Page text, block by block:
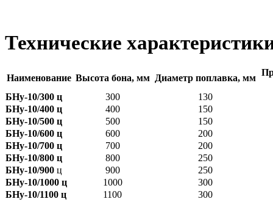
Технические
Наименование Высота бона, мм Диаметр поплавка, мм
БНу-10/300 ц 300
130
БНу-10/400 ц 400
150
БНу-10/500 ц 500
150
БНу-10/600 ц 600
200
БНу-10/700 ц 700
200
БНу-10/800 ц 800
250
БНу-10/900 ц 900
250
БНу-10/1000 ц 1000
300
БНу-10/1100 ц 1100 300